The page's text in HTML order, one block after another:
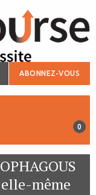
ABONNEZ-VOUS
0
même